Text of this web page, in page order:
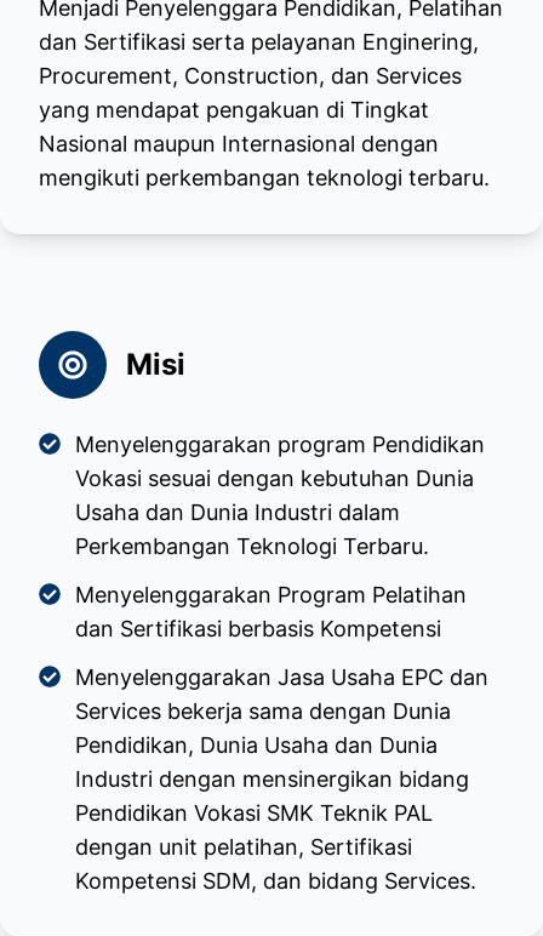
Menjadi Penyelenggara Pendidikan, Pelatihan
dan Sertifikasi serta pelayanan Enginering,
Procurement, Construction, dan Services
yang mendapat pengakuan di Tingkat
Nasional maupun Internasional dengan
mengikuti perkembangan teknologi terbaru.
Misi
Menyelenggarakan program Pendidikan
Vokasi sesuai dengan kebutuhan Dunia
Usaha dan Dunia Industri dalam
Perkembangan Teknologi Terbaru.
Menyelenggarakan Program Pelatihan
dan Sertifikasi berbasis Kompetensi
Menyelenggarakan Jasa Usaha EPC dan
Services bekerja sama dengan Dunia
Pendidikan, Dunia Usaha dan Dunia
Industri dengan mensinergikan bidang
Pendidikan Vokasi SMK Teknik PAL
dengan unit pelatihan, Sertifikasi
Kompetensi SDM, dan bidang Services.